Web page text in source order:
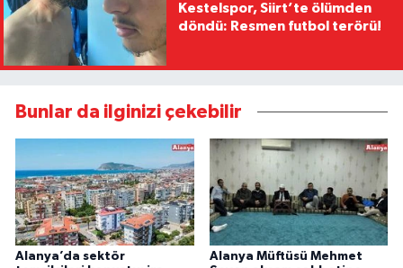
Kestelspor, Siirt’te ölümden
döndü: Resmen futbol terörü!
Bunlar da ilginizi çekebilir
Alanya’da sektör
Alanya Müftüsü Mehmet